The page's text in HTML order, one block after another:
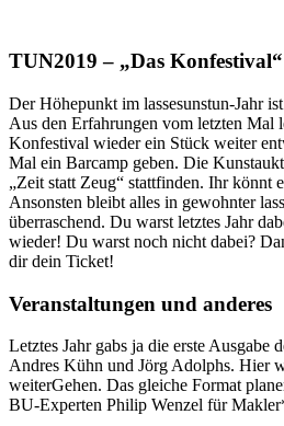
TUN2019 – „Das Konfestival“
Der Höhepunkt im lassesunstun-Jahr
Aus den Erfahrungen vom letzten Mal
Konfestival wieder ein Stück weiter
Mal ein Barcamp geben. Die
„Zeit statt Zeug“ stattfinden. Ihr könnt
Ansonsten bleibt alles in gewohnter
überraschend. Du warst letztes Jahr
wieder! Du warst noch nicht dabei?
dir dein Ticket!
Veranstaltungen und anderes
Letztes Jahr gabs ja die erste Ausgabe
Andres Kühn und Jörg Adolphs. Hier
weiterGehen. Das gleiche Format
BU-Experten Philip Wenzel für